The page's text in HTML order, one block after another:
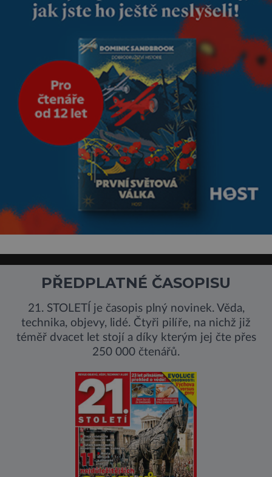
miminka měl působit především
klidně a útulně. Předškolní věk
PŘEDPLATNÉ ČASOPISU
21. STOLETÍ je časopis plný novinek. Věda,
technika, objevy, lidé. Čtyři pilíře, na nichž již
téměř dvacet let stojí a díky kterým jej čte přes
250 000 čtenářů.